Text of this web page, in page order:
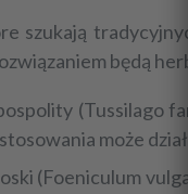
szukają
będą
(Tussilago
może
(Foeniculum